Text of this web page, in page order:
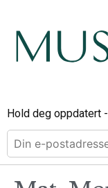
Hold deg oppdatert